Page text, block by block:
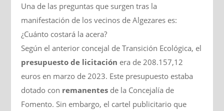
Una de las preguntas que surgen tras la
manifestación de los vecinos de Algezares es:
¿Cuánto costará la acera?
Según el anterior concejal de Transición Ecológica, el
presupuesto de licitación era de 208.157,12
euros en marzo de 2023. Este presupuesto estaba
dotado con remanentes de la Concejalía de
Fomento. Sin embargo, el cartel publicitario que